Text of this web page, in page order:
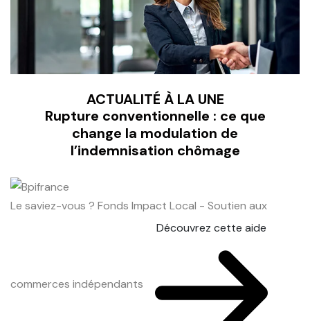
ACTUALITÉ À LA UNE
Rupture conventionnelle : ce que
change la modulation de
l’indemnisation chômage
Le saviez-vous ? Fonds Impact Local - Soutien aux
commerces indépendants
Découvrez cette aide